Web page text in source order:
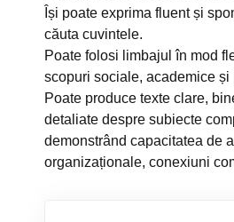
Își poate exprima fluent și
căuta cuvintele.
Poate folosi limbajul în mod
scopuri sociale, academice și
Poate produce texte clare,
detaliate despre subiecte
demonstrând capacitatea de
organizaționale, conexiuni